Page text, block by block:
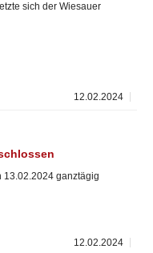
sich der Wiesauer
12.02.2024
13.02.2024 ganztägig
12.02.2024